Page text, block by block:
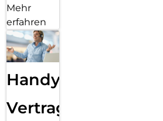
Mehr
erfahren
Handy
Vertragsabwicklung